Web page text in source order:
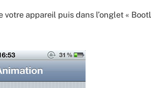
appareil puis dans l’onglet «